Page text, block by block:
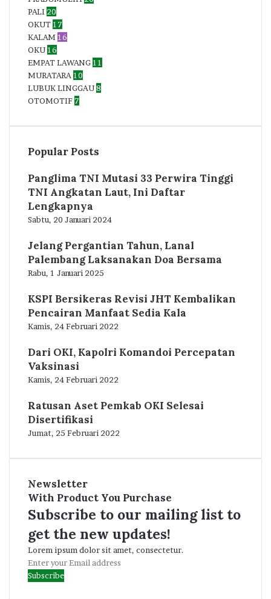
PALI 20
OKUT17
KALAM16
OKU16
EMPAT LAWANG11
MURATARA 10
LUBUK LINGGAU8
OTOMOTIF 7
Popular Posts
Panglima TNI Mutasi 33 Perwira Tinggi
TNI Angkatan Laut, Ini Daftar
Lengkapnya
Sabtu, 20 Januari 2024
Jelang Pergantian Tahun, Lanal
Palembang Laksanakan Doa Bersama
Rabu, 1 Januari 2025
KSPI Bersikeras Revisi JHT Kembalikan
Pencairan Manfaat Sedia Kala
Kamis, 24 Februari 2022
Dari OKI, Kapolri Komandoi Percepatan
Vaksinasi
Kamis, 24 Februari 2022
Ratusan Aset Pemkab OKI Selesai
Disertifikasi
Jumat, 25 Februari 2022
Newsletter
With Product You Purchase
Subscribe to our mailing list to
get the new updates!
Lorem ipsum dolor sit amet, consectetur.
Enter
your